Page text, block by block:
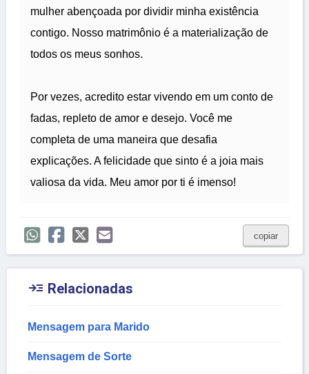
mulher abençoada por dividir minha existência
contigo. Nosso matrimônio é a materialização de
todos os meus sonhos.
Por vezes, acredito estar vivendo em um conto de
fadas, repleto de amor e desejo. Você me
completa de uma maneira que desafia
explicações. A felicidade que sinto é a joia mais
valiosa da vida. Meu amor por ti é imenso!
copiar
 Relacionadas
Mensagem para Marido
Mensagem de Sorte